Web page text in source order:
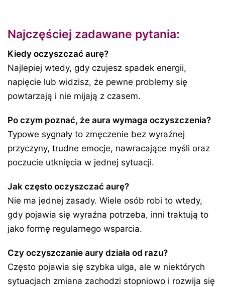
Najczęściej zadawane pytania:
Kiedy oczyszczać aurę?
Najlepiej wtedy, gdy czujesz spadek energii,
napięcie lub widzisz, że pewne problemy się
powtarzają i nie mijają z czasem.
Po czym poznać, że aura wymaga oczyszczenia?
Typowe sygnały to zmęczenie bez wyraźnej
przyczyny, trudne emocje, nawracające myśli oraz
poczucie utknięcia w jednej sytuacji.
Jak często oczyszczać aurę?
Nie ma jednej zasady. Wiele osób robi to wtedy,
gdy pojawia się wyraźna potrzeba, inni traktują to
jako formę regularnego wsparcia.
Czy oczyszczanie aury działa od razu?
Często pojawia się szybka ulga, ale w niektórych
sytuacjach zmiana zachodzi stopniowo i rozwija się